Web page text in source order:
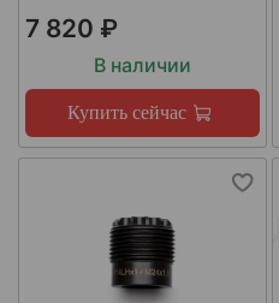
7 820 ₽
В наличии
Купить сейчас